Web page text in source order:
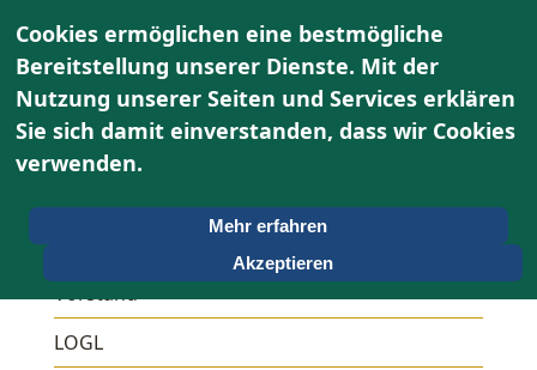
Über uns
Vorstand
LOGL
Cookies ermöglichen eine bestmögliche
Bereitstellung unserer Dienste. Mit der
Nutzung unserer Seiten und Services erklären
Sie sich damit einverstanden, dass wir Cookies
verwenden.
Mehr erfahren
Akzeptieren